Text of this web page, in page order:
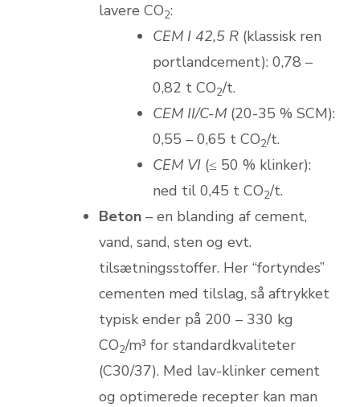
lavere CO2:
CEM I 42,5 R (klassisk ren
portlandcement): 0,78 –
0,82 t CO2/t.
CEM II/C-M (20-35 % SCM):
0,55 – 0,65 t CO2/t.
CEM VI (≤ 50 % klinker):
ned til 0,45 t CO2/t.
Beton – en blanding af cement,
vand, sand, sten og evt.
tilsætningsstoffer. Her “fortyndes”
cementen med tilslag, så aftrykket
typisk ender på 200 – 330 kg
CO2/m³ for standardkvaliteter
(C30/37). Med lav-klinker cement
og optimerede recepter kan man